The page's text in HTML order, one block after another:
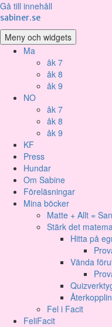
Gå till innehåll
sabiner.se
Meny och widgets
Ma
åk 7
åk 8
åk 9
NO
åk 7
åk 8
åk 9
KF
Press
Hundar
Om Sabine
Föreläsningar
Mina böcker
Matte + Allt =
Stärk det
Hitta på
Vända
Fel i Facit
FeliFacit